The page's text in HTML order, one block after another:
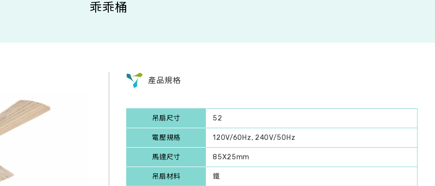
乖乖桶
產品規格
吊扇尺寸 52
電壓規格 120V/60Hz, 240V/50Hz
馬達尺寸 85X25mm
吊扇材料 鐵